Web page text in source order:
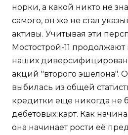
норки, а какой никто не
самого, он же не стал
активы. Учитывая эти
Мостострой-11 продолжают
наших
акций "второго эшелона".
выбилась из общей
кредитки еще никогда не
дебетовых карт. Как
она начинает рости её